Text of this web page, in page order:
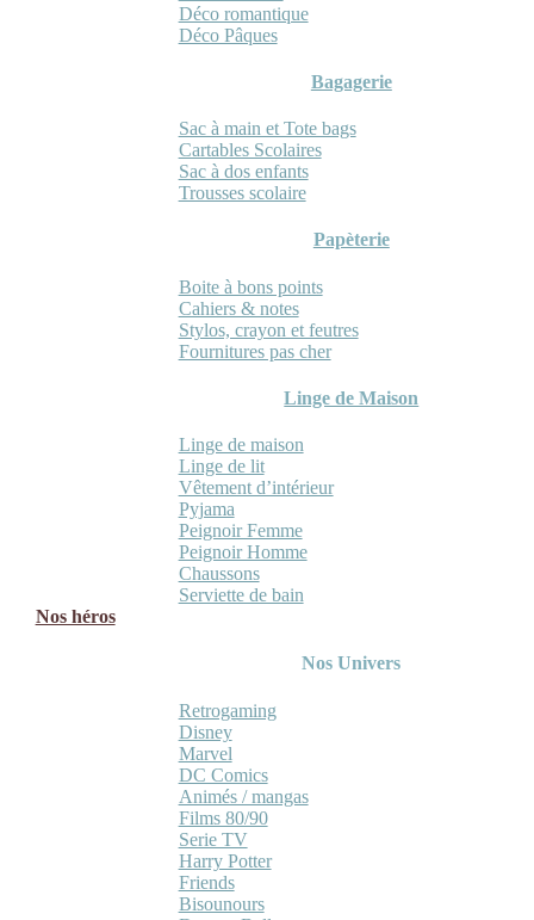
Déco romantique
Déco Pâques
Bagagerie
Sac à main et Tote bags
Cartables Scolaires
Sac à dos enfants
Trousses scolaire
Papèterie
Boite à bons points
Cahiers & notes
Stylos, crayon et feutres
Fournitures pas cher
Linge de Maison
Linge de maison
Linge de lit
Vêtement d’intérieur
Pyjama
Peignoir Femme
Peignoir Homme
Chaussons
Serviette de bain
Nos héros
Nos Univers
Retrogaming
Disney
Marvel
DC Comics
Animés / mangas
Films 80/90
Serie TV
Harry Potter
Friends
Bisounours